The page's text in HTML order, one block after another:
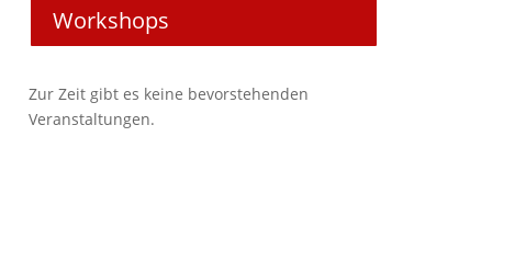
Workshops
Zur Zeit gibt es keine bevorstehenden
Veranstaltungen.